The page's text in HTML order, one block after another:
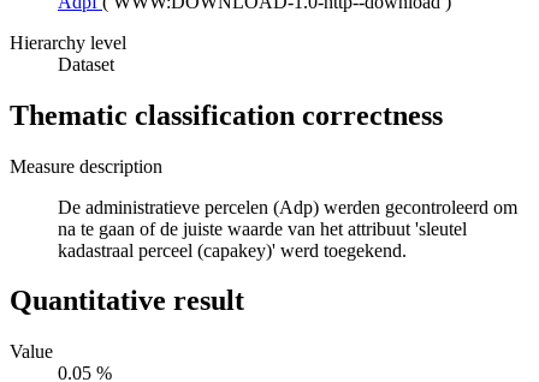
Hierarchy level
Dataset
Thematic classification correctness
Measure description
De administratieve percelen (Adp) werden gecontroleerd om
na te gaan of de juiste waarde van het attribuut 'sleutel
kadastraal perceel (capakey)' werd toegekend.
Quantitative result
Value
0.05 %